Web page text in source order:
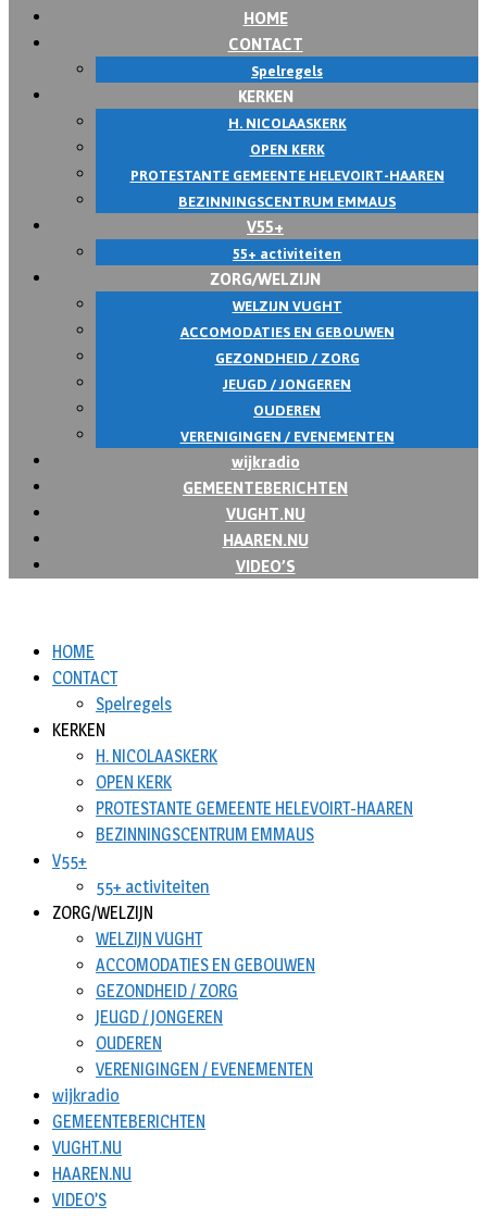
HOME
CONTACT
Spelregels
KERKEN
H. NICOLAASKERK
OPEN KERK
PROTESTANTE GEMEENTE HELEVOIRT-HAAREN
BEZINNINGSCENTRUM EMMAUS
V55+
55+ activiteiten
ZORG/WELZIJN
WELZIJN VUGHT
ACCOMODATIES EN GEBOUWEN
GEZONDHEID / ZORG
JEUGD / JONGEREN
OUDEREN
VERENIGINGEN / EVENEMENTEN
wijkradio
GEMEENTEBERICHTEN
VUGHT.NU
HAAREN.NU
VIDEO’S
HOME
CONTACT
Spelregels
KERKEN
H. NICOLAASKERK
OPEN KERK
PROTESTANTE GEMEENTE HELEVOIRT-HAAREN
BEZINNINGSCENTRUM EMMAUS
V55+
55+ activiteiten
ZORG/WELZIJN
WELZIJN VUGHT
ACCOMODATIES EN GEBOUWEN
GEZONDHEID / ZORG
JEUGD / JONGEREN
OUDEREN
VERENIGINGEN / EVENEMENTEN
wijkradio
GEMEENTEBERICHTEN
VUGHT.NU
HAAREN.NU
VIDEO’S